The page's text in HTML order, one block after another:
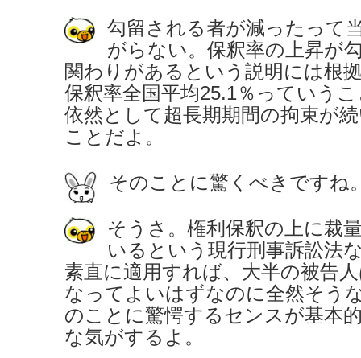
勾留される者が減ったって
がらない。保釈率の上昇が
関わりがあるという説明には根
保釈率全国平均25.1％っていう
依然として超長期期間の拘束が
ことだよ。
そのことに驚くべきですね
そうさ。権利保釈の上に裁
いるという現行刑事訴訟法
素直に適用すれば、大半の被告
なってよいはずなのに全然そう
のことに驚愕するセンスが基本
な気がするよ。